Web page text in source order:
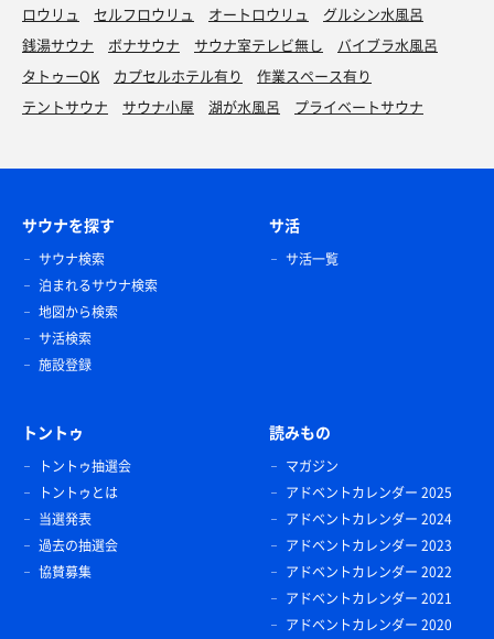
ロウリュ セルフロウリュ オートロウリュ
グルシン水風呂
銭湯サウナ
ボナサウナ サウナ室テレビ無し
バイブラ水風呂
タトゥーOK
カプセルホテル有り
作業スペース有り
テントサウナ
サウナ小屋 湖が水風呂 プライベートサウナ
サウナを探す
サウナ検索
泊まれるサウナ検索
地図から検索
サ活検索
施設登録
サ活
サ活一覧
トントゥ
トントゥ抽選会
トントゥとは
当選発表
過去の抽選会
協賛募集
読みもの
マガジン
アドベントカレンダー 2025
アドベントカレンダー 2024
アドベントカレンダー 2023
アドベントカレンダー 2022
アドベントカレンダー 2021
アドベントカレンダー 2020